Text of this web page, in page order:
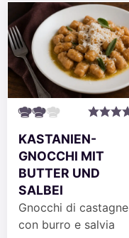
KASTANIEN-
GNOCCHI MIT
BUTTER UND
SALBEI
Gnocchi di castagne
con burro e salvia